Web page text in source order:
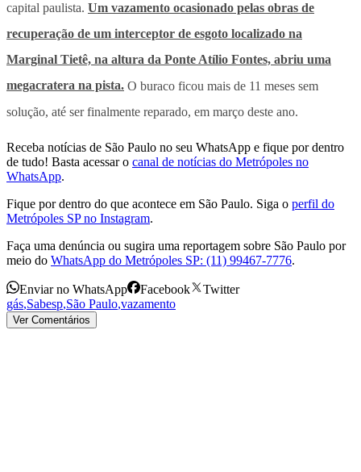
capital paulista. Um vazamento ocasionado pelas obras de
recuperação de um interceptor de esgoto localizado na
Marginal Tietê, na altura da Ponte Atílio Fontes, abriu uma
megacratera na pista. O buraco ficou mais de 11 meses sem
solução, até ser finalmente reparado, em março deste ano.
Receba notícias de São Paulo no seu WhatsApp e fique por dentro
de tudo! Basta acessar o canal de notícias do Metrópoles no
WhatsApp.
Fique por dentro do que acontece em São Paulo. Siga o perfil do
Metrópoles SP no Instagram.
Faça uma denúncia ou sugira uma reportagem sobre São Paulo por
meio do WhatsApp do Metrópoles SP: (11) 99467-7776.
Enviar no WhatsApp Facebook
Twitter
gás,Sabesp,São Paulo,vazamento
Ver Comentários